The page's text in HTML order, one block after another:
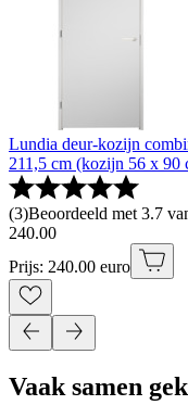
Lundia deur-kozijn
211,5 cm (kozijn 56 x 90
(3)Beoordeeld met 3.7
240.00
Prijs: 240.00 euro
Vaak samen